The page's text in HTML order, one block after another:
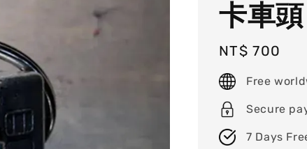
卡車頭
Regular
price
NT$ 700
Free
Secure
7 Days